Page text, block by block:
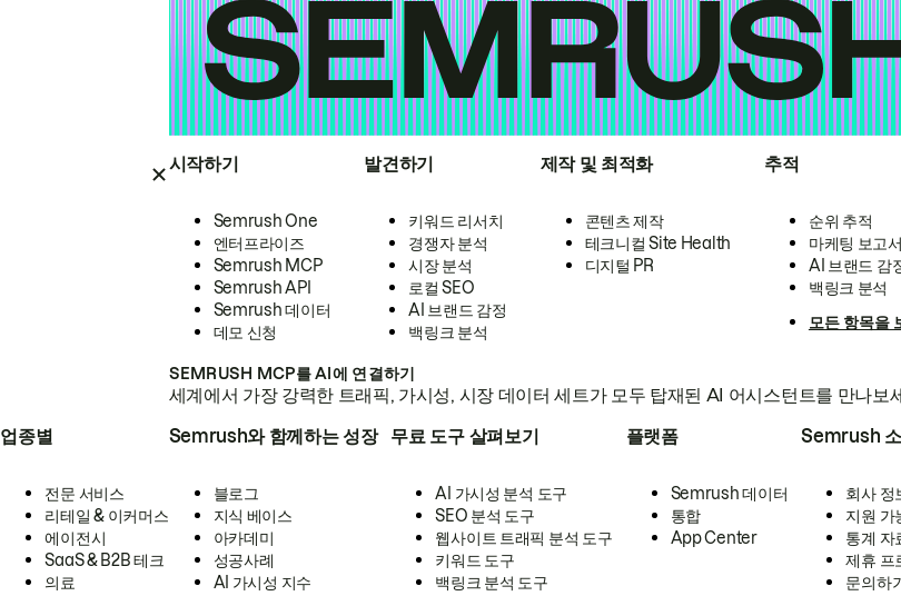
시작하기
Semrush One
엔터프라이즈
Semrush MCP
Semrush API
Semrush 데이터
데모 신청
발견하기
키워드 리서치
경쟁자 분석
시장 분석
로컬 SEO
AI 브랜드 감정
백링크 분석
제작 및 최적화
콘텐츠 제작
테크니컬 Site Health
디지털 PR
추적
순위 추적
마케팅 보고
AI 브랜드 감
백링크 분석
모든 항목을
SEMRUSH MCP를 AI에 연결하기
세계에서 가장 강력한 트래픽, 가시성, 시장 데이터 세트가 모두 탑재된 AI 어시스턴트를 만나보
업종별
전문 서비스
리테일 & 이커머스
에이전시
SaaS & B2B 테크
의료
Semrush와 함께하는 성장
블로그
지식 베이스
아카데미
성공사례
AI 가시성 지수
무료 도구 살펴보기
AI 가시성 분석 도구
SEO 분석 도구
웹사이트 트래픽 분석 도구
키워드 도구
백링크 분석 도구
플랫폼
Semrush 데이터
통합
App Center
Semrush
회사 정
지원 가
통계 자
제휴 프
문의하